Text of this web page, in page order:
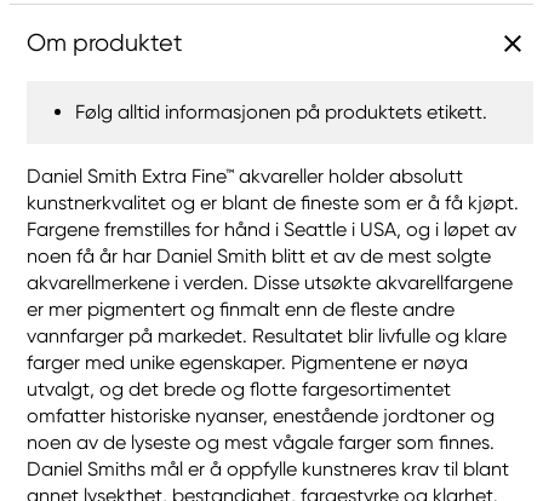
Om produktet
Følg alltid informasjonen på produktets etikett.
Daniel Smith Extra Fine™ akvareller holder absolutt
kunstnerkvalitet og er blant de fineste som er å få kjøpt.
Fargene fremstilles for hånd i Seattle i USA, og i løpet av
noen få år har Daniel Smith blitt et av de mest solgte
akvarellmerkene i verden. Disse utsøkte akvarellfargene
er mer pigmentert og finmalt enn de fleste andre
vannfarger på markedet. Resultatet blir livfulle og klare
farger med unike egenskaper. Pigmentene er nøya
utvalgt, og det brede og flotte fargesortimentet
omfatter historiske nyanser, enestående jordtoner og
noen av de lyseste og mest vågale farger som finnes.
Daniel Smiths mål er å oppfylle kunstneres krav til blant
annet lysekthet, bestandighet, fargestyrke og klarhet.